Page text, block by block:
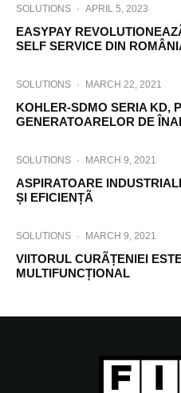
SOLUTIONS · APRIL 5, 2023
EASYPAY
SELF SERVICE DIN
SOLUTIONS · MARCH 22, 2021
KOHLER-SDMO SERIA KD,
GENERATOARELOR DE
SOLUTIONS · MARCH 9, 2021
ASPIRATOARE
ȘI EFICIENȚÃ
SOLUTIONS · MARCH 9, 2021
VIITORUL CURÃȚENIEI
MULTIFUNCȚIONAL